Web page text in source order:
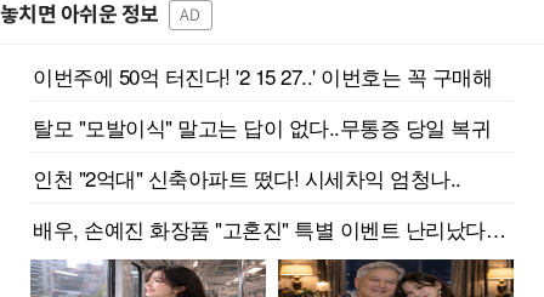
놓치면 아쉬운 정보 AD